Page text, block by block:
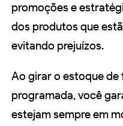
promoções e
dos produtos que
evitando prejuízos.
Ao girar o estoque
programada, você
estejam sempre em